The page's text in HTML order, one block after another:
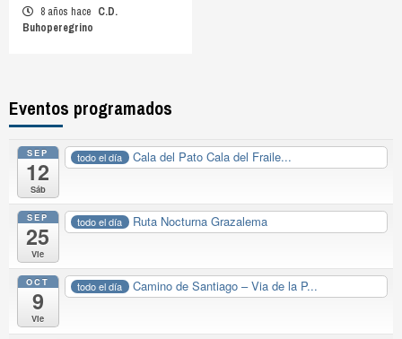
8 años hace C.D.
Buhoperegrino
Eventos programados
SEP
12
Sáb
todo el día Cala del Pato Cala del Fraile...
SEP
25
Vie
todo el día Ruta Nocturna Grazalema
OCT
9
Vie
todo el día Camino de Santiago – Via de la P...